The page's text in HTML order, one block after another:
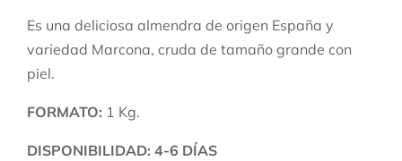
Es una deliciosa almendra de origen España y
variedad Marcona, cruda de tamaño grande con
piel.
FORMATO: 1 Kg.
DISPONIBILIDAD: 4-6 DÍAS